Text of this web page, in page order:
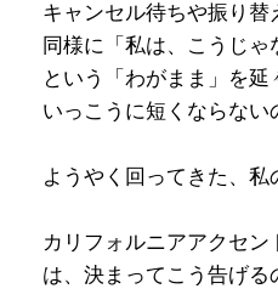
キャンセル待ちや振り替
同様に「私は、こうじゃ
という「わがまま」を
いっこうに短くならない
ようやく回ってきた、私
カリフォルニアアクセ
は、決まってこう告げる